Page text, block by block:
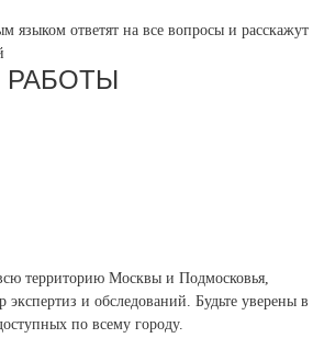
ответят на все вопросы и расскажут
РАБОТЫ
территорию Москвы и Подмосковья,
экспертиз и обследований. Будьте уверены в
по всему городу.